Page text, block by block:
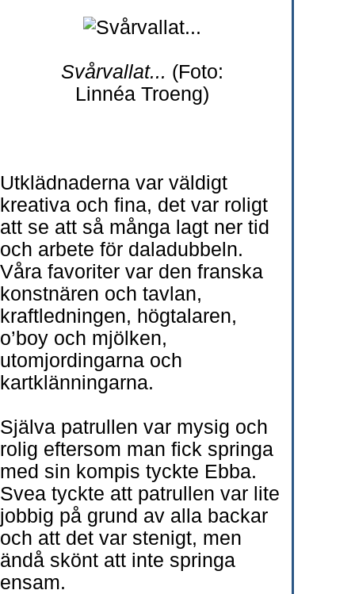
Svårvallat... (Foto:
Linnéa Troeng)
Utklädnaderna var väldigt
kreativa och fina, det var roligt
att se att så många lagt ner tid
och arbete för daladubbeln.
Våra favoriter var den franska
konstnären och tavlan,
kraftledningen, högtalaren,
o’boy och mjölken,
utomjordingarna och
kartklänningarna.
Själva patrullen var mysig och
rolig eftersom man fick springa
med sin kompis tyckte Ebba.
Svea tyckte att patrullen var lite
jobbig på grund av alla backar
och att det var stenigt, men
ändå skönt att inte springa
ensam.